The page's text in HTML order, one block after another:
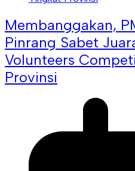
Membanggakan,
Pinrang Sabet
Volunteers
Provinsi